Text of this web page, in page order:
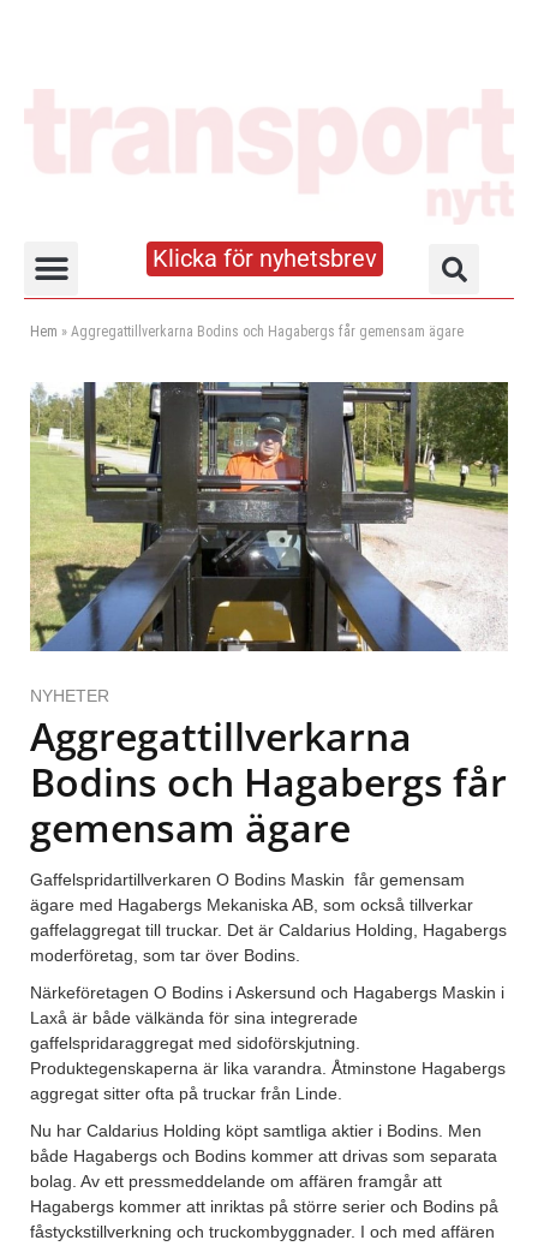
Klicka för nyhetsbrev
Hem » Aggregattillverkarna Bodins och Hagabergs får gemensam ägare
NYHETER
Aggregattillverkarna
Bodins och Hagabergs får
gemensam ägare
Gaffelspridartillverkaren O Bodins Maskin får gemensam
ägare med Hagabergs Mekaniska AB, som också tillverkar
gaffelaggregat till truckar. Det är Caldarius Holding, Hagabergs
moderföretag, som tar över Bodins.
Närkeföretagen O Bodins i Askersund och Hagabergs Maskin i
Laxå är både välkända för sina integrerade
gaffelspridaraggregat med sidoförskjutning.
Produktegenskaperna är lika varandra. Åtminstone Hagabergs
aggregat sitter ofta på truckar från Linde.
Nu har Caldarius Holding köpt samtliga aktier i Bodins. Men
både Hagabergs och Bodins kommer att drivas som separata
bolag. Av ett pressmeddelande om affären framgår att
Hagabergs kommer att inriktas på större serier och Bodins på
fåstyckstillverkning och truckombyggnader. I och med affären